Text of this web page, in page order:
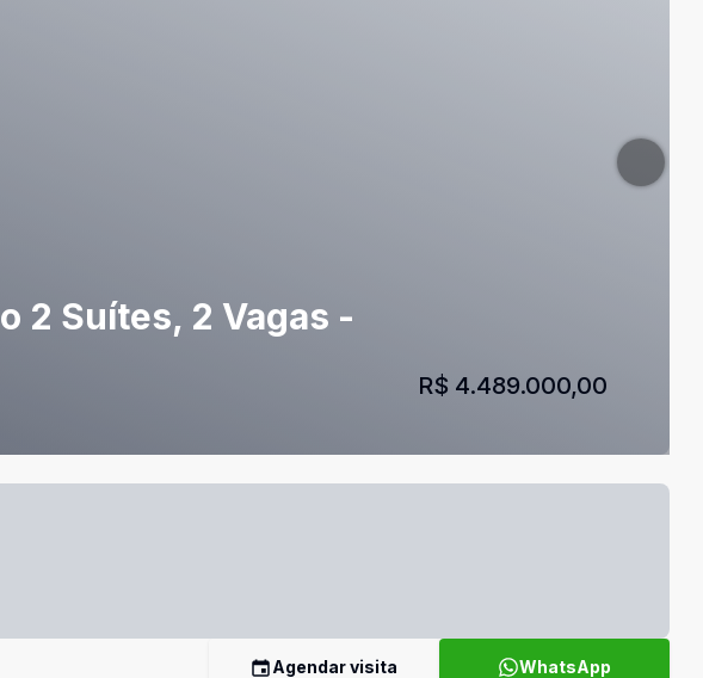
2 Suítes, 2 Vagas -
R$ 4.489.000,00
Agendar visita WhatsApp